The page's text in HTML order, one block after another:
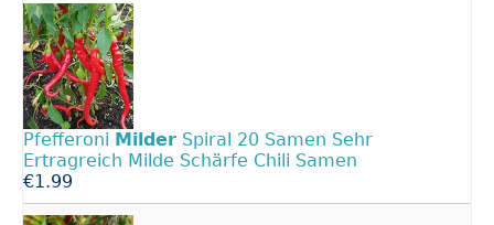
Pfefferoni Milder Spiral 20 Samen Sehr
Ertragreich Milde Schärfe Chili Samen
€1.99